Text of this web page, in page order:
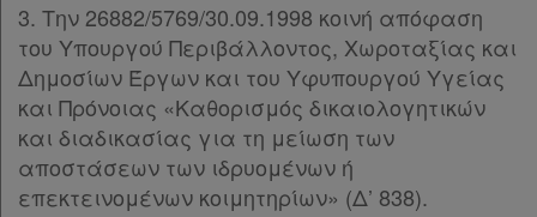
3. Την 26882/5769/30.09.1998 κοινή απόφαση
του Υπουργού Περιβάλλοντος, Χωροταξίας και
Δημοσίων Έργων και του Υφυπουργού Υγείας
και Πρόνοιας «Καθορισμός δικαιολογητικών
και διαδικασίας για τη μείωση των
αποστάσεων των ιδρυομένων ή
επεκτεινομένων κοιμητηρίων» (Δ’ 838).